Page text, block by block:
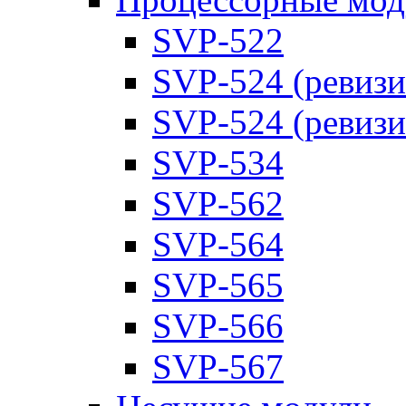
SVP-522
SVP-524
SVP-524
SVP-534
SVP-562
SVP-564
SVP-565
SVP-566
SVP-567